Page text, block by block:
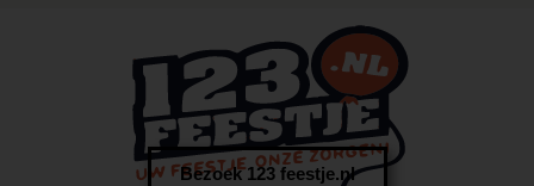
Bezoek 123 feestje.nl